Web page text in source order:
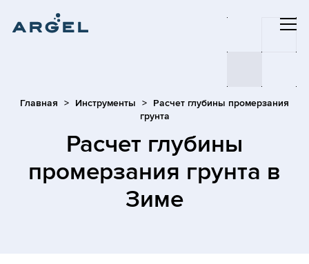
Главная Инструменты
Расчет глубины промерзания
грунта
Расчет глубины
промерзания грунта в
Зиме